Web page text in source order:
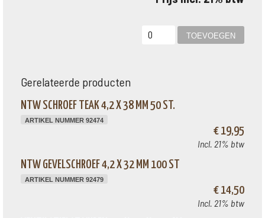
Gerelateerde producten
NTW SCHROEF TEAK 4,2 X 38 MM 50 ST.
ARTIKEL NUMMER 92474
€ 19,95
Incl. 21% btw
NTW GEVELSCHROEF 4,2 X 32 MM 100 ST
ARTIKEL NUMMER 92479
€ 14,50
Incl. 21% btw